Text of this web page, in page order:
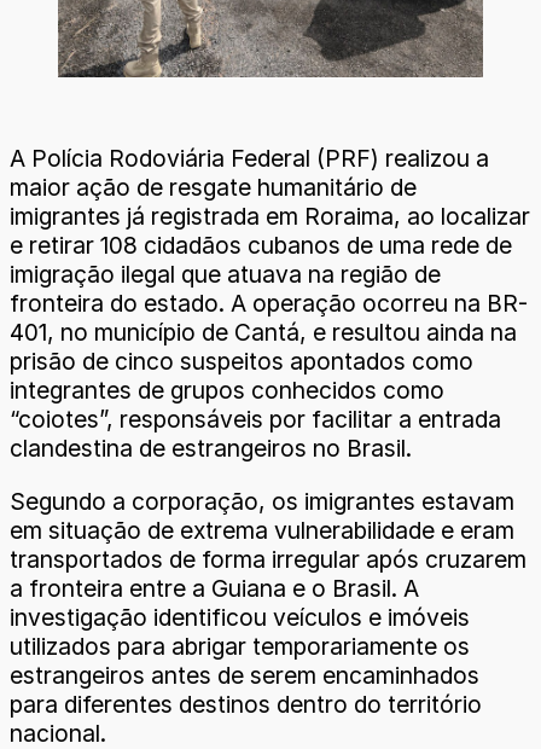
A Polícia Rodoviária Federal (PRF) realizou a
maior ação de resgate humanitário de
imigrantes já registrada em Roraima, ao localizar
e retirar 108 cidadãos cubanos de uma rede de
imigração ilegal que atuava na região de
fronteira do estado. A operação ocorreu na BR-
401, no município de Cantá, e resultou ainda na
prisão de cinco suspeitos apontados como
integrantes de grupos conhecidos como
“coiotes”, responsáveis por facilitar a entrada
clandestina de estrangeiros no Brasil.
Segundo a corporação, os imigrantes estavam
em situação de extrema vulnerabilidade e eram
transportados de forma irregular após cruzarem
a fronteira entre a Guiana e o Brasil. A
investigação identificou veículos e imóveis
utilizados para abrigar temporariamente os
estrangeiros antes de serem encaminhados
para diferentes destinos dentro do território
nacional.